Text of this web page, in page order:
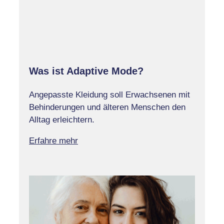
Was ist Adaptive Mode?
Angepasste Kleidung soll Erwachsenen mit
Behinderungen und älteren Menschen den
Alltag erleichtern.
Erfahre mehr